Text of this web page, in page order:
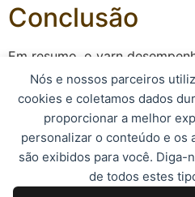
Nós e nossos parceiros
cookies e coletamos dados
proporcionar a melhor
personalizar o conteúdo e os
são exibidos para você. Diga-
de todos estes
Conclusão
Em resumo, o yarn
apicultura, sendo essencial
estabilidade e produtividade
e utilizar yarn de qualidade,
garantir o sucesso e o bom
apiários, promovendo o
abelhas e a obtenção de